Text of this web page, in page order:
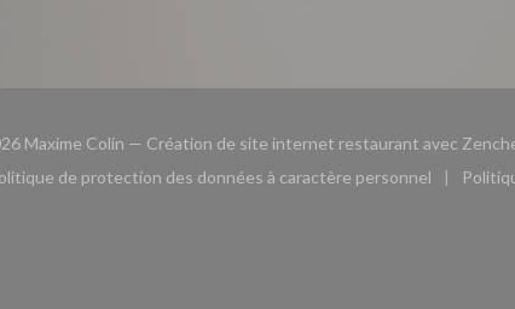
Maxime Colin — Création de site internet restaurant avec
une nouvelle fenêtre))
de protection des données à caractère personnel
((ouvre une nouvelle fenêtre))